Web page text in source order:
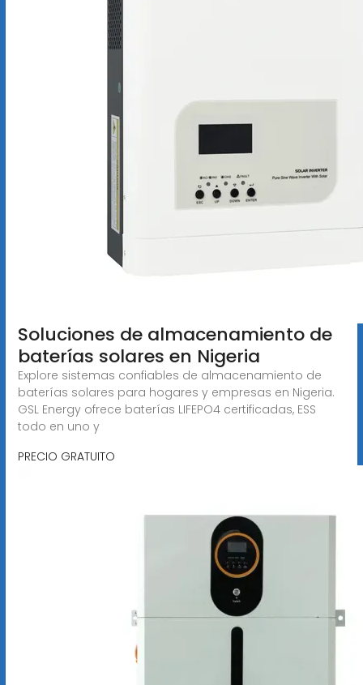
Soluciones de almacenamiento de
baterías solares en Nigeria
Explore sistemas confiables de almacenamiento de
baterías solares para hogares y empresas en Nigeria.
GSL Energy ofrece baterías LIFEPO4 certificadas, ESS
todo en uno y
PRECIO GRATUITO